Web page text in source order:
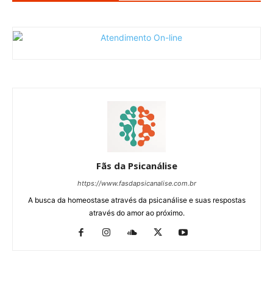
Fãs da Psicanálise
https://www.fasdapsicanalise.com.br
A busca da homeostase através da psicanálise e suas respostas
através do amor ao próximo.